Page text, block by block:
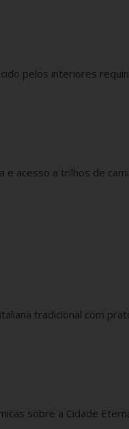
pelos interiores
acesso a trilhos de
tradicional com
sobre a Cidade